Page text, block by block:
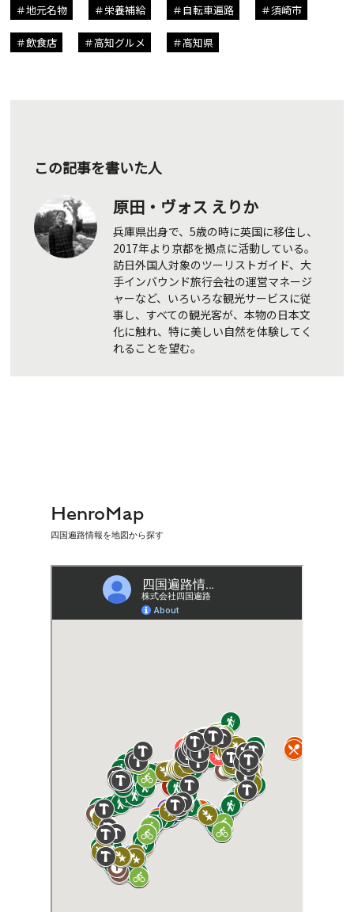
地元名物 栄養補給 自転車遍路 須崎市
飲食店 高知グルメ 高知県
この記事を書いた人
原田・ヴォス えりか
兵庫県出身で、5歳の時に英国に移住し、
2017年より京都を拠点に活動している。
訪日外国人対象のツーリストガイド、大
手インバウンド旅行会社の運営マネージ
ャーなど、いろいろな観光サービスに従
事し、すべての観光客が、本物の日本文
化に触れ、特に美しい自然を体験してく
れることを望む。
HenroMap
四国遍路情報を地図から探す